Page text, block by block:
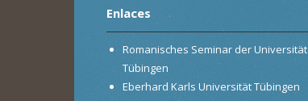
Enlaces
Romanisches Seminar der Universität
Tübingen
Eberhard Karls Universität Tübingen